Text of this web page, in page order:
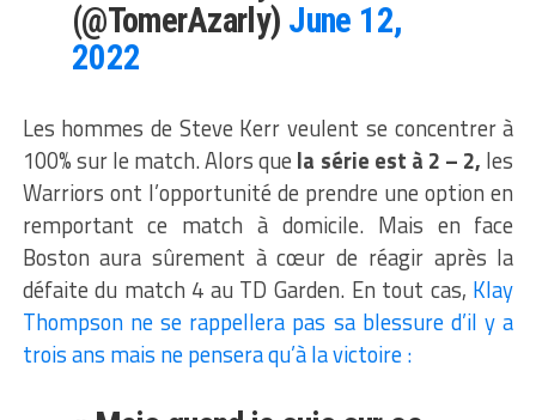
(@TomerAzarly) June 12,
2022
Les hommes de Steve Kerr veulent se concentrer à
100% sur le match. Alors que la série est à 2 – 2, les
Warriors ont l’opportunité de prendre une option en
remportant ce match à domicile. Mais en face
Boston aura sûrement à cœur de réagir après la
défaite du match 4 au TD Garden. En tout cas, Klay
Thompson ne se rappellera pas sa blessure d’il y a
trois ans mais ne pensera qu’à la victoire :